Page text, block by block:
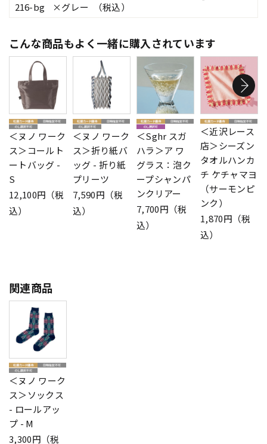
216-bg
×グレー
（税込）
こんな商品もよく一緒に購入されています
＜ヌノ ワーク
ス＞コールト
ートバッグ -
S
12,100円（税
込）
＜ヌノ ワーク
ス＞折り紙バ
ッグ - 折り紙
プリーツ
7,590円（税
込）
＜Sghr スガ
ハラ＞ア ワ
グラス：泡ク
ープシャンパ
ンクリアー
7,700円（税
込）
＜近沢レース
店＞シーズン
タオルハンカ
チ ケチャマヨ
（サーモンピ
ンク）
1,870円（税
込）
関連商品
＜ヌノ ワーク
ス＞ソックス
- ロールアッ
プ - M
3,300円（税